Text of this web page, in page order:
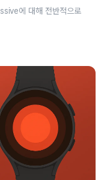
에 대해 전반적으로